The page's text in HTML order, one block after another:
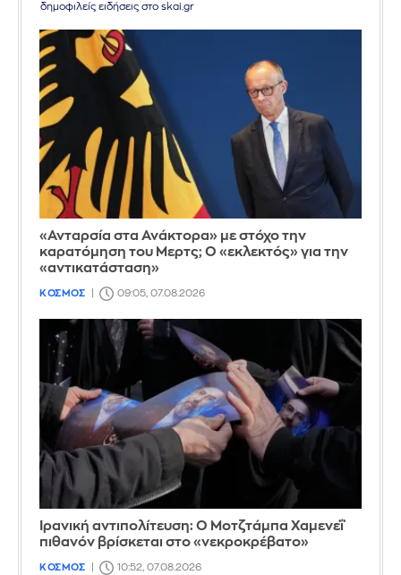
δημοφιλείς ειδήσεις στο skai.gr
«Ανταρσία στα Ανάκτορα» με στόχο την
καρατόμηση του Μερτς; Ο «εκλεκτός» για την
«αντικατάσταση»
ΚΟΣΜΟΣ 09:05, 07.08.2026
Ιρανική αντιπολίτευση: Ο Μοτζτάμπα Χαμενεΐ
πιθανόν βρίσκεται στο «νεκροκρέβατο»
ΚΟΣΜΟΣ 10:52, 07.08.2026